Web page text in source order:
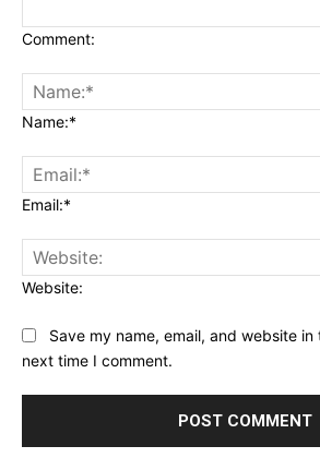
Comment:
Name:*
Email:*
Website:
Save my name, email, and website
next time I comment.